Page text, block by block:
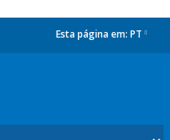
Esta página em: PT